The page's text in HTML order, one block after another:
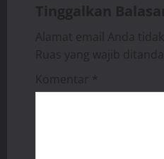
v
i
g
Tinggalkan
Alamat email Anda
Ruas yang wajib ditandai
Komentar *